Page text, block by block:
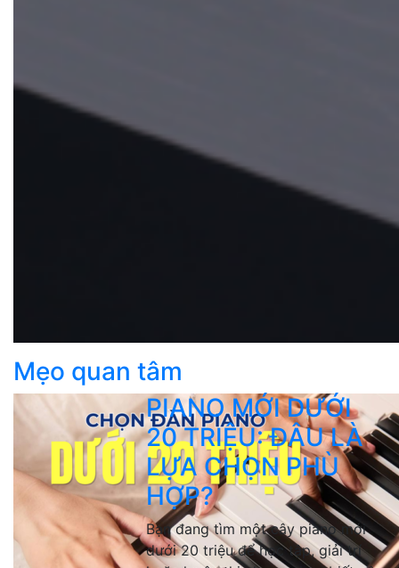
Mẹo quan tâm
PIANO MỚI DƯỚI
20 TRIỆU: ĐÂU LÀ
LỰA CHỌN PHÙ
HỢP?
Bạn đang tìm một cây piano mới
dưới 20 triệu để học tập, giải trí